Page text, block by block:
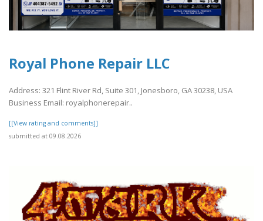
Royal Phone Repair LLC
Address: 321 Flint River Rd, Suite 301, Jonesboro, GA 30238, USA
Business Email: royalphonerepair..
[[View rating and comments]]
submitted at 09.08.2026